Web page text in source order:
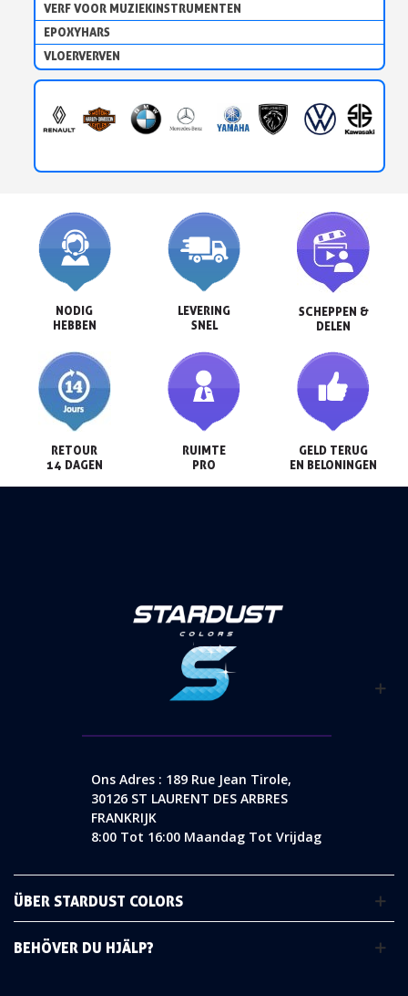
VERF VOOR MUZIEKINSTRUMENTEN
EPOXYHARS
VLOERVERVEN
NODIG
HEBBEN
LEVERING
SNEL
SCHEPPEN &
DELEN
RETOUR
14 DAGEN
RUIMTE
PRO
GELD TERUG
EN BELONINGEN
Ons Adres : 189 Rue Jean Tirole,
30126 ST LAURENT DES ARBRES
FRANKRIJK
8:00 Tot 16:00 Maandag Tot Vrijdag
ÜBER STARDUST COLORS
BEHÖVER DU HJÄLP?